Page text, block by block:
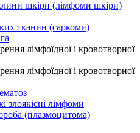
шкіри (лімфоми шкіри)
тканин (саркоми)
лімфоїдної і кровотворної
лімфоїдної і кровотворної
злоякісні лімфоми
(плазмоцитома)